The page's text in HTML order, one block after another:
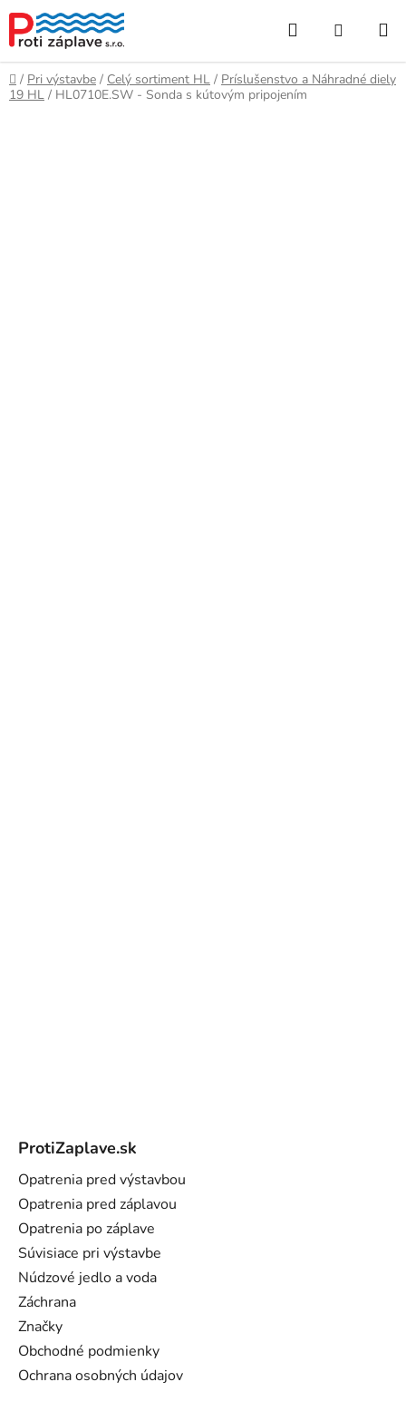
obsah
Hľadať
KOŠÍK
Domov
/ Pri výstavbe / Celý sortiment HL / Príslušenstvo a Náhradné diely
19 HL / HL0710E.SW - Sonda s kútovým pripojením
ProtiZaplave.sk
Opatrenia pred výstavbou
Opatrenia pred záplavou
Opatrenia po záplave
Súvisiace pri výstavbe
Núdzové jedlo a voda
Záchrana
Značky
Obchodné podmienky
Ochrana osobných údajov